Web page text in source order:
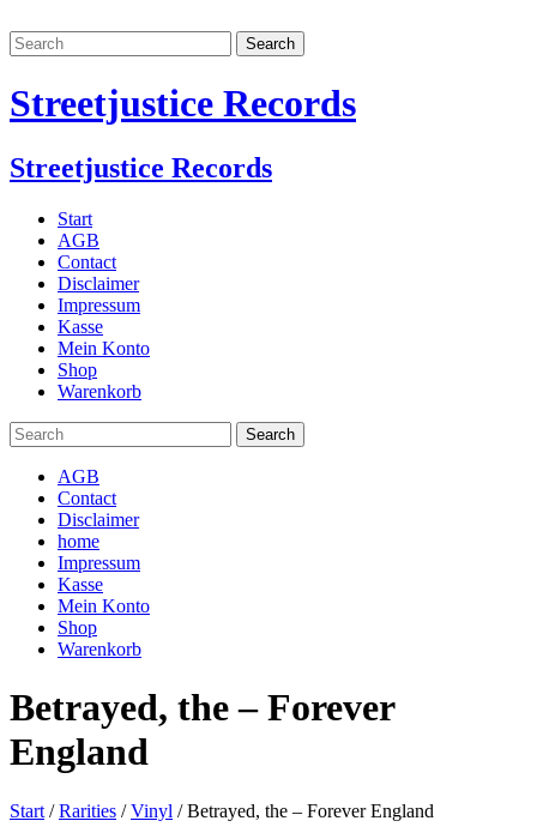
Streetjustice Records
Streetjustice Records
Start
AGB
Contact
Disclaimer
Impressum
Kasse
Mein Konto
Shop
Warenkorb
AGB
Contact
Disclaimer
home
Impressum
Kasse
Mein Konto
Shop
Warenkorb
Betrayed, the – Forever
England
Start /Rarities /Vinyl / Betrayed, the – Forever England